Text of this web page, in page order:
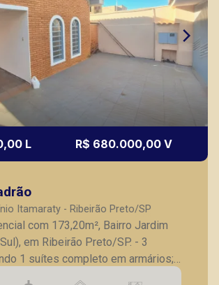
L R$ 680.000,00 V
Itamaraty - Ribeirão Preto/SP
com 173,20m², Bairro Jardim
em Ribeirão Preto/SP. - 3
1 suítes completo em armários; -
- Sala de Tv e Jantar; - Cozinha